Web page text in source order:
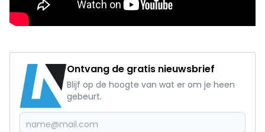
Ontvang de gratis nieuwsbrief
Blijf op de hoogte van wat er om je heen
gebeurt.